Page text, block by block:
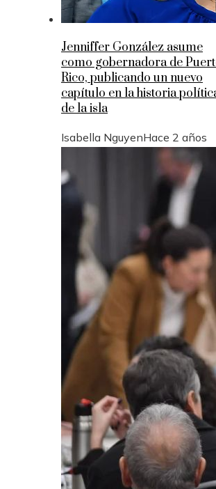
Jenniffer González asume
como gobernadora de
Rico, publicando un nuevo
capítulo en la historia
de la isla
Isabella NguyenHace 2 años